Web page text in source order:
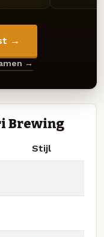
→
→
Brewing
Stijl